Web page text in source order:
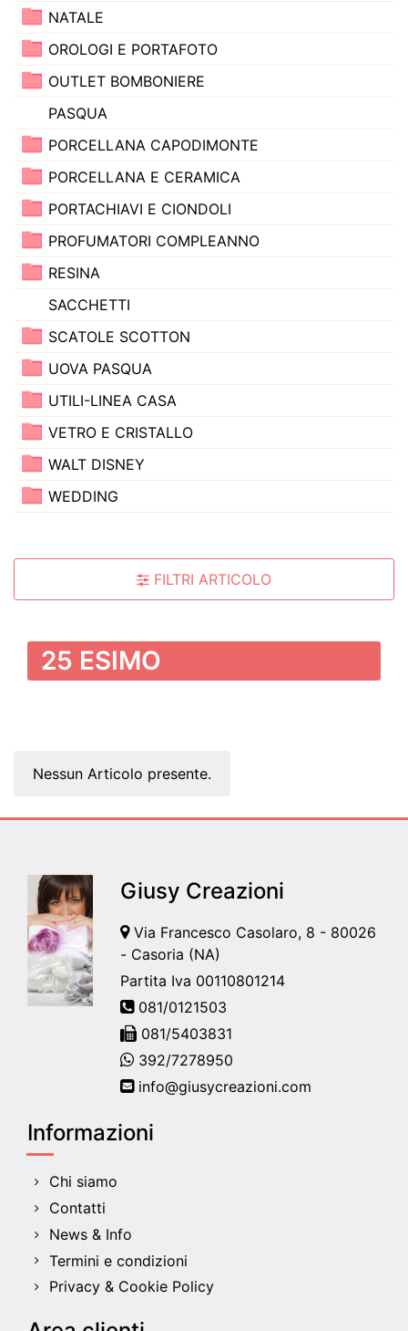
NATALE
OROLOGI E PORTAFOTO
OUTLET BOMBONIERE
PASQUA
PORCELLANA CAPODIMONTE
PORCELLANA E CERAMICA
PORTACHIAVI E CIONDOLI
PROFUMATORI COMPLEANNO
RESINA
SACCHETTI
SCATOLE SCOTTON
UOVA PASQUA
UTILI-LINEA CASA
VETRO E CRISTALLO
WALT DISNEY
WEDDING
FILTRI ARTICOLO
25 ESIMO
Nessun Articolo presente.
Giusy Creazioni
Via Francesco Casolaro, 8 - 80026
- Casoria (NA)
Partita Iva 00110801214
081/0121503
081/5403831
392/7278950
info@giusycreazioni.com
Informazioni
Chi siamo
Contatti
News & Info
Termini e condizioni
Privacy & Cookie Policy